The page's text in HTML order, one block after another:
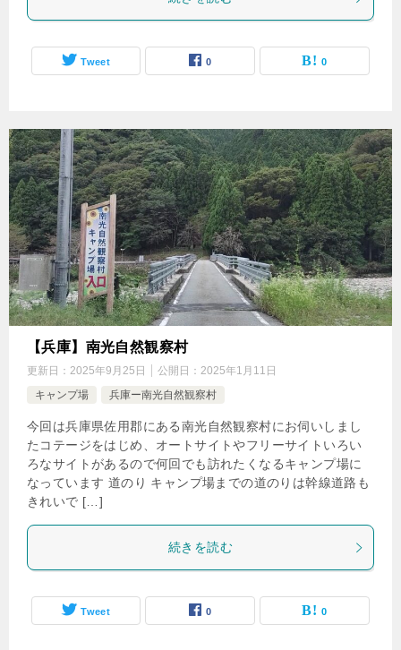
Tweet 0 0
【兵庫】南光自然観察村
更新日： 2025年9月25日 公開日： 2025年1月11日
キャンプ場
兵庫ー南光自然観察村
今回は兵庫県佐用郡にある南光自然観察村にお伺いしまし
たコテージをはじめ、オートサイトやフリーサイトいろい
ろなサイトがあるので何回でも訪れたくなるキャンプ場に
なっています 道のり キャンプ場までの道のりは幹線道路も
きれいで […]
続きを読む
Tweet 0 0